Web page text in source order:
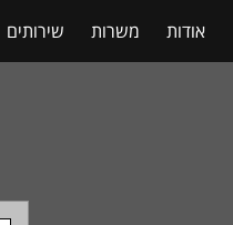
אודות משרות שירותים